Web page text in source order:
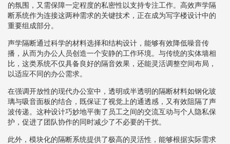
的氛围，又需保障一定程度的私密性以支持专注工作。高效声学隔
断系统作为连接这两种需求的关键技术，正在成为写字楼设计中的
重要组成部分。
声学隔断通过科学的材料选择和结构设计，能够有效降低噪音传
播，从而为办公人员创造一个安静的工作环境。与传统的实体墙相
比，这类系统不仅具备良好的隔音效果，还能灵活调整空间布局，
以适应不同的办公需求。
在强调开放性的现代办公室中，透明或半透明的隔断材料如钢化玻
璃与吸音面板的结合，既保证了视觉上的通透感，又有效阻隔了声
波传递。这种设计巧妙地平衡了员工之间的交流互动与个人隐私保
护，促进了团队协作的同时减少了不必要的干扰。
此外，模块化的隔断系统提供了极高的灵活性，能够根据实际需求